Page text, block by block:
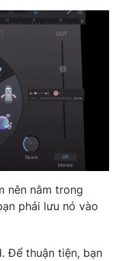
nên nằm trong
phải lưu nó vào
Để thuận tiện, bạn